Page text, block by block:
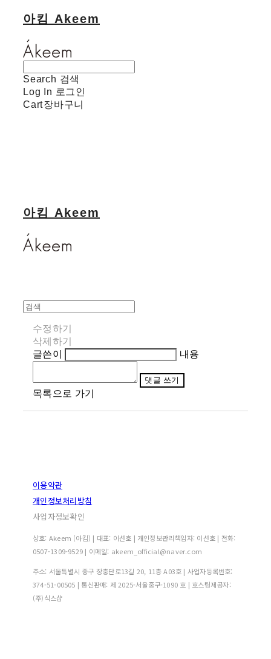
아킴 Akeem
Search 검색
Log In 로그인
Cart장바구니
아킴 Akeem
수정하기
삭제하기
글쓴이
내용
댓글 쓰기
목록으로 가기
이용약관
개인정보처리방침
사업자정보확인
상호: Akeem (아킴) | 대표: 이선호 | 개인정보관리책임자: 이선호 | 전화:
0507-1309-9529 | 이메일: akeem_official@naver.com
주소: 서울특별시 중구 장충단로13길 20, 11층 A03호 | 사업자등록번호:
374-51-00505 | 통신판매: 제 2025-서울중구-1090 호 | 호스팅제공자:
(주)식스샵